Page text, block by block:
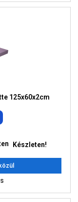
125x60x2cm
Készleten!